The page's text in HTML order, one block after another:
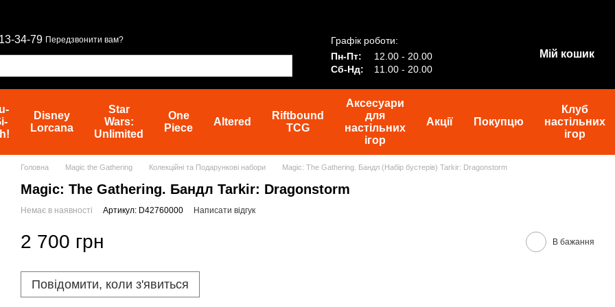
34-79 Передзвонити вам?
Графік роботи:
Пн-Пт:
12.00 - 20.00
Сб-Нд:
11.00 - 20.00
Мій кошик
Disney
Lorcana
Star
Wars:
Unlimited
One
Piece
Altered
Riftbound
TCG
Аксесуари
для
настільних
ігор
Акції Покупцю
Клуб
настільних
ігор
Головна Magic the Gathering Колекційні та Подарункові набори Magic: The Gathering. Бандл (Набір бустерів) Tarkir: Dragonstorm
Magic: The Gathering. Бандл Tarkir: Dragonstorm
Немає в наявності Артикул: D42760000 Написати відгук
2 700 грн В бажання
Повідомити, коли з'явиться